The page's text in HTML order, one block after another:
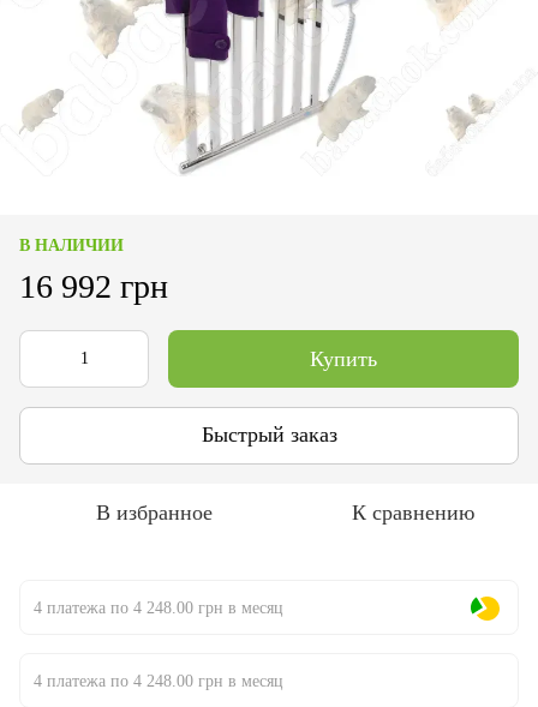
В НАЛИЧИИ
16 992 грн
Купить
Быстрый заказ
В избранное К сравнению
4 платежа по 4 248.00 грн в месяц
4 платежа по 4 248.00 грн в месяц